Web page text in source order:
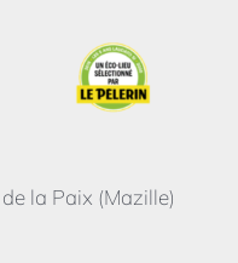
la Paix (Mazille)